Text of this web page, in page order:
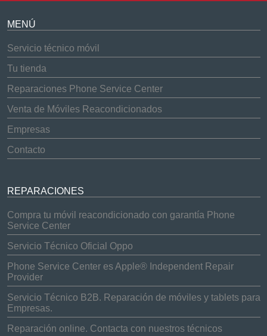
MENÚ
Servicio técnico móvil
Tu tienda
Reparaciones Phone Service Center
Venta de Móviles Reacondicionados
Empresas
Contacto
REPARACIONES
Compra tu móvil reacondicionado con garantía Phone
Service Center
Servicio Técnico Oficial Oppo
Phone Service Center es Apple® Independent Repair
Provider
Servicio Técnico B2B. Reparación de móviles y tablets para
Empresas.
Reparación online. Contacta con nuestros técnicos